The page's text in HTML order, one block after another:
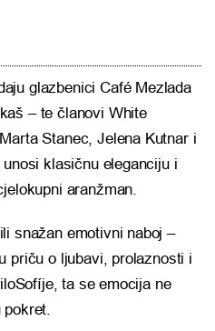
glazbenici Café Mezlada
– te članovi White
Stanec, Jelena Kutnar i
klasičnu eleganciju i
aranžman.
snažan emotivni naboj –
priču o ljubavi, prolaznosti i
ta se emocija ne
pokret.